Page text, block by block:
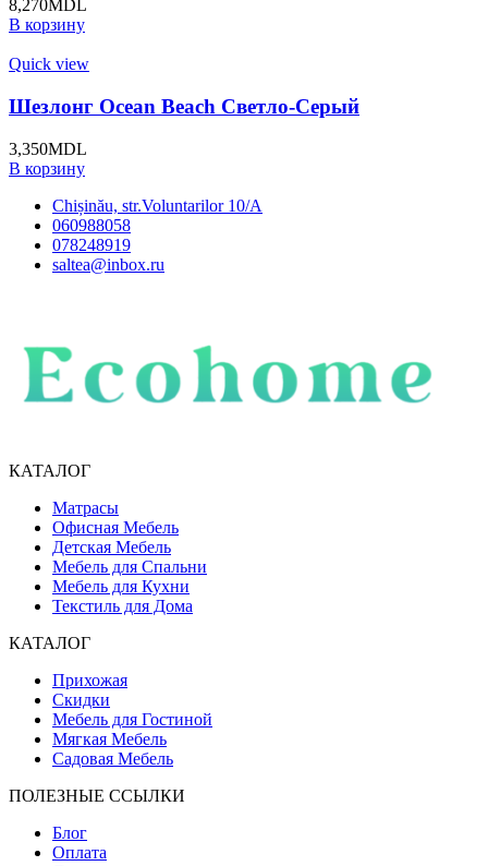
8,270MDL
В корзину
Quick view
Шезлонг Ocean Beach Светло-Серый
3,350MDL
В корзину
Chișinău, str.Voluntarilor 10/A
060988058
078248919
saltea@inbox.ru
КАТАЛОГ
Матрасы
Офисная Мебель
Детская Мебель
Мебель для Спальни
Мебель для Кухни
Текстиль для Дома
КАТАЛОГ
Прихожая
Скидки
Мебель для Гостиной
Мягкая Мебель
Садовая Мебель
ПОЛЕЗНЫЕ ССЫЛКИ
Блог
Оплата